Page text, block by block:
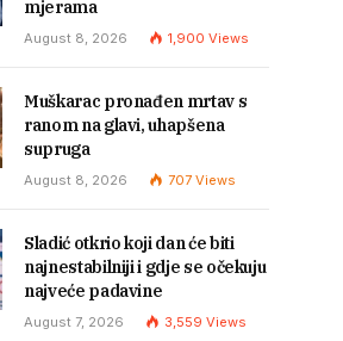
mjerama
August 8, 2026 1,900 Views
Muškarac pronađen mrtav s
ranom na glavi, uhapšena
supruga
August 8, 2026 707 Views
Sladić otkrio koji dan će biti
najnestabilniji i gdje se očekuju
najveće padavine
August 7, 2026 3,559 Views